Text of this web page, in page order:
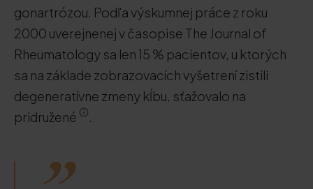
gonartrózou. Podľa výskumnej práce z roku
2000 uverejnenej v časopise The Journal of
Rheumatology sa len 15 % pacientov, u ktorých
sa na základe zobrazovacích vyšetrení zistili
degeneratívne zmeny kĺbu, sťažovalo na
pridružené
.